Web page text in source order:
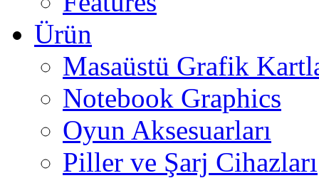
Ürün
Masaüstü Grafik
Notebook Graphics
Oyun Aksesuarları
Piller ve Şarj Cihazları